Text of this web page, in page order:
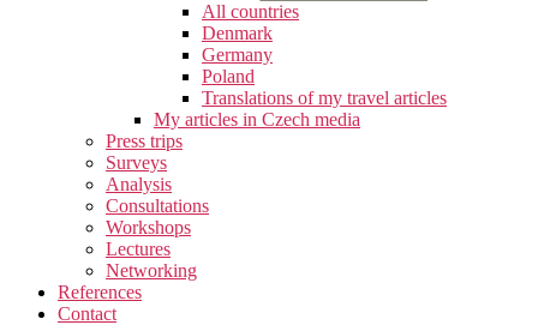
All countries
Denmark
Germany
Poland
Translations of my travel articles
My articles in Czech media
Press trips
Surveys
Analysis
Consultations
Workshops
Lectures
Networking
References
Contact